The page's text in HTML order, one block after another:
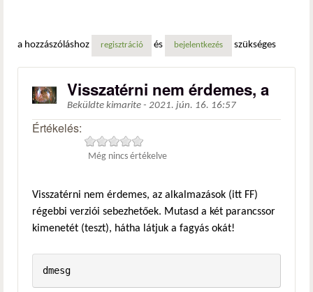
a hozzászóláshoz regisztráció és bejelentkezés szükséges
Visszatérni nem érdemes, a
Beküldte kimarite - 2021. jún. 16. 16:57
Értékelés:
Még nincs értékelve
Visszatérni nem érdemes, az alkalmazások (itt FF)
régebbi verziói sebezhetőek. Mutasd a két parancssor
kimenetét (teszt), hátha látjuk a fagyás okát!
dmesg